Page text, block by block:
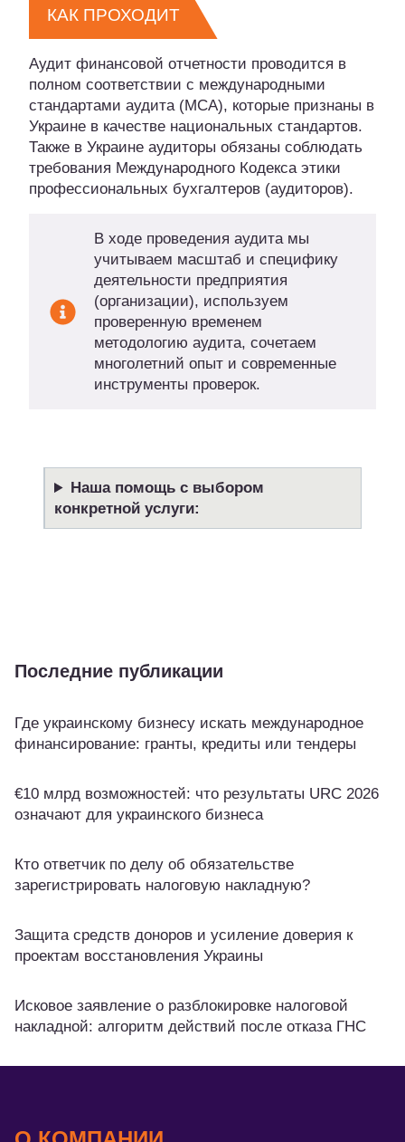
КАК ПРОХОДИТ
Аудит финансовой отчетности проводится в
полном соответствии с международными
стандартами аудита (МСА), которые признаны в
Украине в качестве национальных стандартов.
Также в Украине аудиторы обязаны соблюдать
требования Международного Кодекса этики
профессиональных бухгалтеров (аудиторов).
В ходе проведения аудита мы
учитываем масштаб и специфику
деятельности предприятия
(организации), используем
проверенную временем
методологию аудита, сочетаем
многолетний опыт и современные
инструменты проверок.
Наша помощь с выбором
конкретной услуги:
Последние публикации
Где украинскому бизнесу искать международное
финансирование: гранты, кредиты или тендеры
€10 млрд возможностей: что результаты URC 2026
означают для украинского бизнеса
Кто ответчик по делу об обязательстве
зарегистрировать налоговую накладную?
Защита средств доноров и усиление доверия к
проектам восстановления Украины
Исковое заявление о разблокировке налоговой
накладной: алгоритм действий после отказа ГНС